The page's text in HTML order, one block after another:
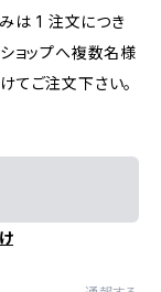
は 1 注文につき
ョップへ複数名様
てご注文下さい。